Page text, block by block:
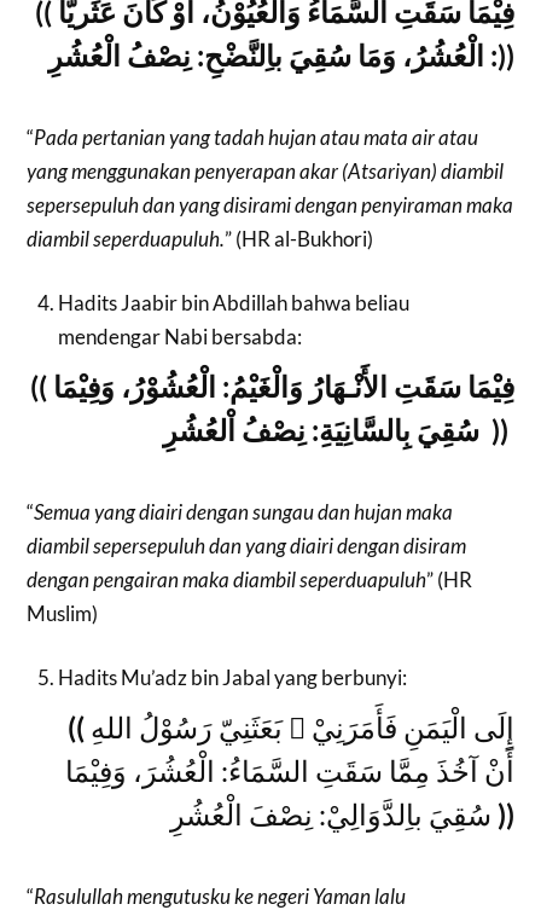
(( فِيْمَا سَقَتِ السَّمَاءُ وَالْعُيُوْنُ، أَوْ كَانَ عَثَريّاً
: الْعُشُرُ، وَمَا سُقِيَ باِلنَّضْحِ: نِصْفُ الْعُشُرِ))
“Pada pertanian yang tadah hujan atau mata air atau
yang menggunakan penyerapan akar (Atsariyan) diambil
sepersepuluh dan yang disirami dengan penyiraman maka
diambil seperduapuluh.” (HR al-Bukhori)
Hadits Jaabir bin Abdillah bahwa beliau
mendengar Nabi bersabda:
(( فِيْمَا سَقَتِ الأَنْـهَارُ وَالْغَيْمُ: الْعُشُوْرُ، وَفِيْمَا
سُقِيَ بِالسَّانِيَةِ: نِصْفُ اْلعُشُرِ ))
“Semua yang diairi dengan sungau dan hujan maka
diambil sepersepuluh dan yang diairi dengan disiram
dengan pengairan maka diambil seperduapuluh” (HR
Muslim)
Hadits Mu’adz bin Jabal yang berbunyi:
(( بَعَثَنِيّ رَسُوْلُ اللهِ  إِلَى الْيَمَنِ فَأَمَرَنِيْ
أَنْ آخُذَ مِمَّا سَقَتِ السَّمَاءُ: الْعُشُرَ، وَفِيْمَا
سُقِيَ باِلدَّوَالِيْ: نِصْفَ الْعُشُرِ ))
“Rasulullah mengutusku ke negeri Yaman lalu